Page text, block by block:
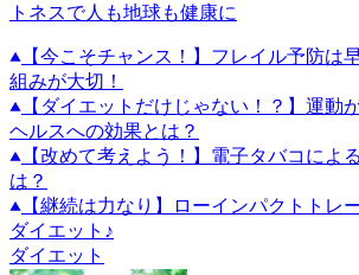
トネスで人も地球も健康に
【今こそチャンス！】フレイル予防は
組みが大切！
【ダイエットだけじゃない！？】運動
ヘルスへの効果とは？
【改めて考えよう！】電子タバコによ
は？
【継続は力なり】ローインパクトトレ
ダイエット♪
ダイエット